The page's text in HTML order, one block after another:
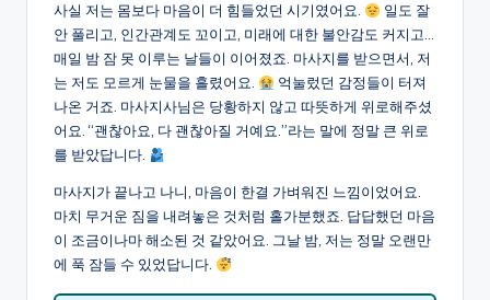
사실 저는 몸보다 마음이 더 힘들었던 시기였어요.
일도 잘
안 풀리고, 인간관계도 꼬이고, 미래에 대한 불안감도 커지고…
매일 밤 잠 못 이루는 날들이 이어졌죠. 마사지를 받으면서, 저
는 저도 모르게 눈물을 흘렸어요.
억눌렀던 감정들이 터져
나온 거죠. 마사지사님은 당황하지 않고 따뜻하게 위로해주셨
어요. “괜찮아요, 다 괜찮아질 거예요.”라는 말에 정말 큰 위로
를 받았답니다.
마사지가 끝나고 나니, 마음이 한결 가벼워진 느낌이었어요.
마치 무거운 짐을 내려놓은 것처럼 홀가분했죠. 답답했던 마음
이 조금이나마 해소된 것 같았어요. 그날 밤, 저는 정말 오랜만
에 푹 잠들 수 있었답니다.